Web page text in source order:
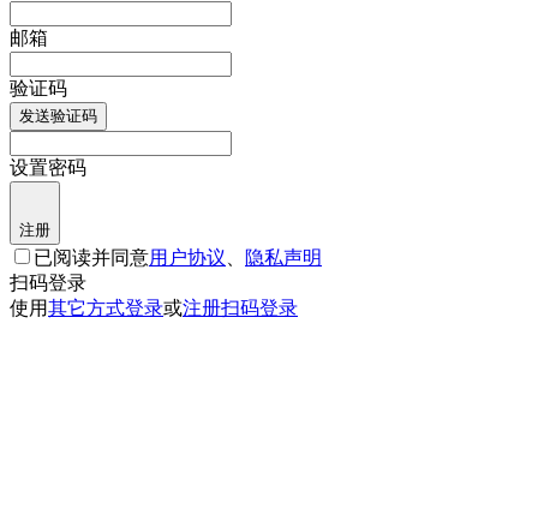
邮箱
验证码
发送验证码
设置密码
注册
已阅读并同意用户协议
隐私声明
扫码登录
使用其它方式登录或注册扫码登录